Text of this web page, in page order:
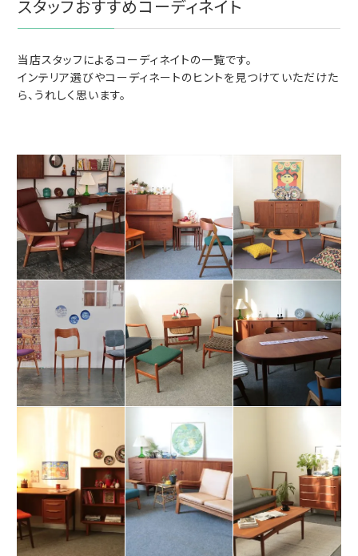
スタッフおすすめコーディネイト
当店スタッフによるコーディネイトの一覧です。
インテリア選びやコーディネートのヒントを見つけていただけた
ら、うれしく思います。